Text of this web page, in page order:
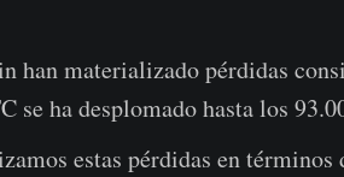
han materializado pérdidas
se ha desplomado hasta los
estas pérdidas en